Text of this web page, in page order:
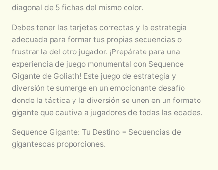
diagonal de 5 fichas del mismo color.
Debes tener las tarjetas correctas y la estrategia
adecuada para formar tus propias secuencias o
frustrar la del otro jugador. ¡Prepárate para una
experiencia de juego monumental con Sequence
Gigante de Goliath! Este juego de estrategia y
diversión te sumerge en un emocionante desafío
donde la táctica y la diversión se unen en un formato
gigante que cautiva a jugadores de todas las edades.
Sequence Gigante: Tu Destino = Secuencias de
gigantescas proporciones.